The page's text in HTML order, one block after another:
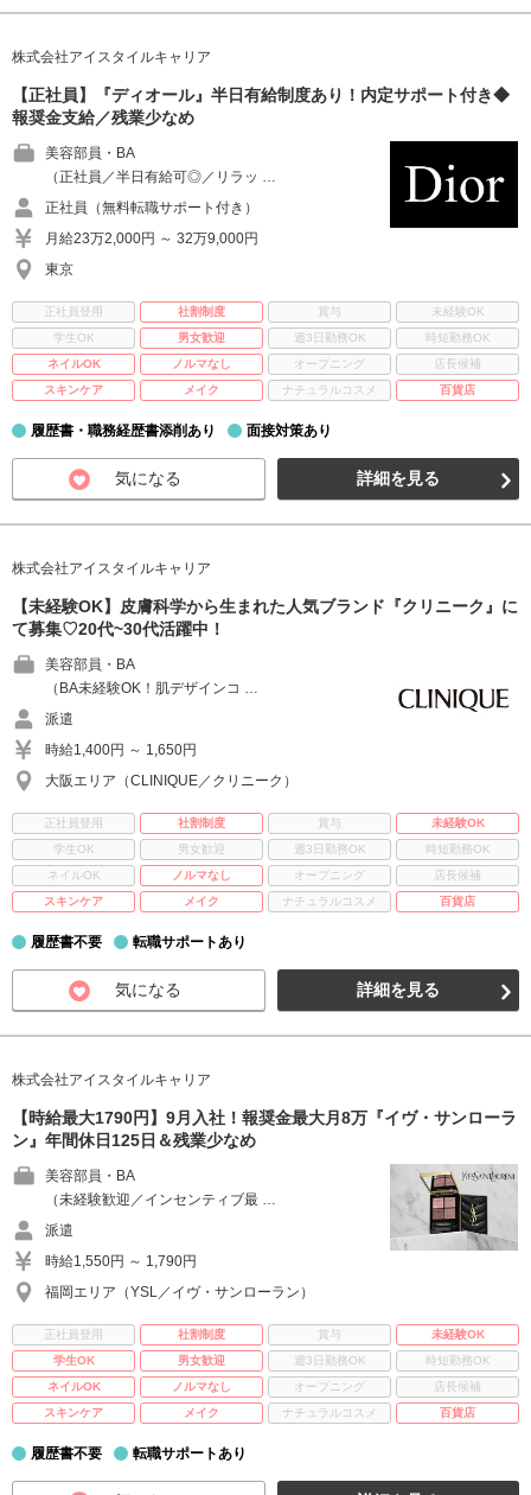
株式会社アイスタイルキャリア
【正社員】『ディオール』半日有給制度あり！内定サポート付き◆
報奨金支給／残業少なめ
美容部員・BA
（正社員／半日有給可◎／リラッ …
正社員（無料転職サポート付き）
月給23万2,000円 ～ 32万9,000円
東京
正社員登用 社割制度 賞与
未経験OK
学生OK
男女歓迎 週3日勤務OK
時短勤務OK
ネイルOK
ノルマなし オープニング
店長候補
スキンケア
メイク ナチュラルコスメ 百貨店
履歴書・職務経歴書添削あり 面接対策あり
気になる 詳細を見る
株式会社アイスタイルキャリア
【未経験OK】皮膚科学から生まれた人気ブランド『クリニーク』に
て募集♡20代~30代活躍中！
美容部員・BA
（BA未経験OK！肌デザインコ …
派遣
時給1,400円 ～ 1,650円
大阪エリア（CLINIQUE／クリニーク）
正社員登用 社割制度 賞与
未経験OK
学生OK
男女歓迎 週3日勤務OK
時短勤務OK
ネイルOK
ノルマなし オープニング
店長候補
スキンケア
メイク ナチュラルコスメ 百貨店
履歴書不要 転職サポートあり
気になる 詳細を見る
株式会社アイスタイルキャリア
【時給最大1790円】9月入社！報奨金最大月8万『イヴ・サンローラ
ン』年間休日125日＆残業少なめ
美容部員・BA
（未経験歓迎／インセンティブ最 …
派遣
時給1,550円 ～ 1,790円
福岡エリア（YSL／イヴ・サンローラン）
正社員登用 社割制度 賞与
未経験OK
学生OK
男女歓迎 週3日勤務OK
時短勤務OK
ネイルOK
ノルマなし オープニング
店長候補
スキンケア
メイク ナチュラルコスメ 百貨店
履歴書不要 転職サポートあり